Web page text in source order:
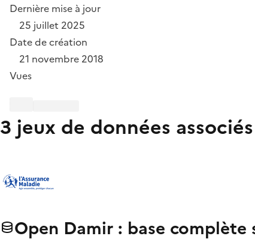
Dernière mise à jour
25 juillet 2025
Date de création
21 novembre 2018
Vues
3 jeux de données associés
Open Damir : base complète